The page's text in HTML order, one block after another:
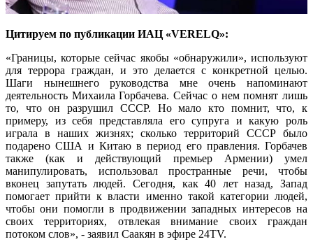
Цитируем по публикации ИАЦ «VERELQ»:
«Границы, которые сейчас якобы «обнаружили», используют
для террора граждан, и это делается с конкретной целью.
Шаги нынешнего руководства мне очень напоминают
деятельность Михаила Горбачева. Сейчас о нем помнят лишь
то, что он разрушил СССР. Но мало кто помнит, что, к
примеру, из себя представляла его супруга и какую роль
играла в наших жизнях; сколько территорий СССР было
подарено США и Китаю в период его правления. Горбачев
также (как и действующий премьер Армении) умел
манипулировать, использовал пространные речи, чтобы
вконец запутать людей. Сегодня, как 40 лет назад, Запад
помогает прийти к власти именно такой категории людей,
чтобы они помогли в продвижении западных интересов на
своих территориях, отвлекая внимание своих граждан
потоком слов», - заявил Саакян в эфире 24TV.